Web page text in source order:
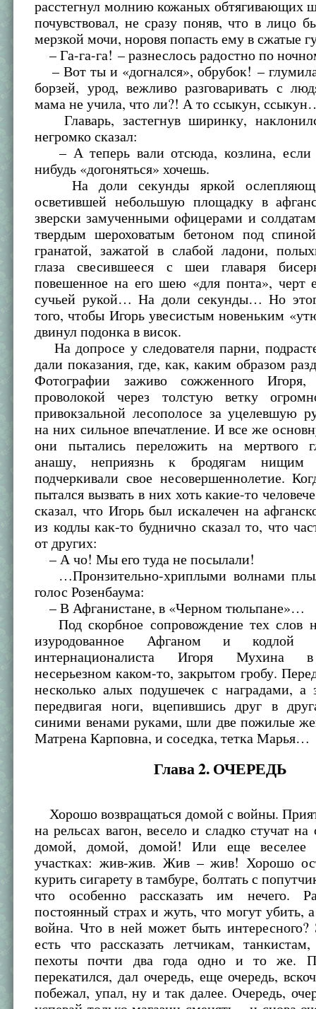
расстегнул молнию кожаных обтягивающих
почувствовал, не сразу поняв, что в лицо
мерзкой мочи, норовя попасть ему в сжатые
– Га-га-га! – разнеслось радостно по
– Вот ты и «догнался», обрубок! –
борзей, урод, вежливо разговаривать с
мама не учила, что ли?! А то ссыкун,
Главарь, застегнув ширинку,
негромко сказал:
– А теперь вали отсюда, козлина, если
нибудь «догоняться» хочешь.
На доли секунды яркой
осветившей небольшую площадку в
зверски замученными офицерами и
твердым шероховатым бетоном под
гранатой, зажатой в слабой ладони,
глаза свесившееся с шеи главаря
повешенное на его шею «для понта», черт
сучьей рукой… На доли секунды… Но
того, чтобы Игорь увесистым новеньким
двинул подонка в висок.
На допросе у следователя парни,
дали показания, где, как, каким образом
Фотографии заживо сожженного Игоря,
проволокой через толстую ветку
привокзальной лесополосе за уцелевшую
на них сильное впечатление. И все же
они пытались переложить на мертвого
анашу, неприязнь к бродягам нищим
подчеркивали свое несовершеннолетие.
пытался вызвать в них хоть какие-то
сказал, что Игорь был искалечен на
из кодлы как-то буднично сказал то, что
от других:
– А чо! Мы его туда не посылали!
…Пронзительно-хриплыми волнами
голос Розенбаума:
– В Афганистане, в «Черном тюльпане»…
Под скорбное сопровождение тех слов
изуродованное Афганом и кодлой
интернационалиста Игоря Мухина
несерьезном каком-то, закрытом гробу.
несколько алых подушечек с наградами, а
передвигая ноги, вцепившись друг в
синими венами руками, шли две пожилые
Матрена Карповна, и соседка, тетка Марья…
Глава 2. ОЧЕРЕДЬ
Хорошо возвращаться домой с войны.
на рельсах вагон, весело и сладко стучат на
домой, домой, домой! Или еще веселее
участках: жив-жив. Жив – жив! Хорошо
курить сигарету в тамбуре, болтать с
что особенно рассказать им нечего.
постоянный страх и жуть, что могут убить,
война. Что в ней может быть интересного?
есть что рассказать летчикам,
пехоты почти два года одно и то же.
перекатился, дал очередь, еще очередь,
побежал, упал, ну и так далее. Очередь,